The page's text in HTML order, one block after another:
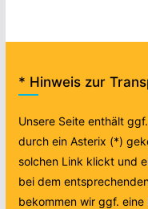
* Hinweis zur
Unsere Seite enthält
durch ein Asterix (*)
solchen Link klickt und
bei dem
bekommen wir ggf. eine